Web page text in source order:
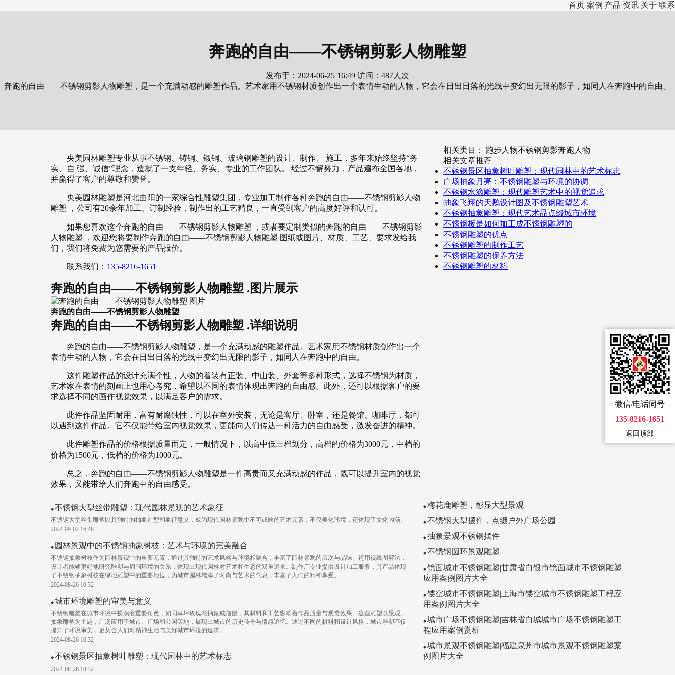
首页 案例 产品 资讯 关于 联系
奔跑的自由——不锈钢剪影人物雕塑
发布于： 2024-06-25 16:49 访问： 487人次
奔跑的自由——不锈钢剪影人物雕塑，是一个充满动感的雕塑作品。艺术家用不锈钢材质创作出一个表情生动的人物，它会在日出日落的光线中变幻出无限的影子，如同人在奔跑中的自由。
​‌央美园林雕塑专业从事不锈钢、铸铜、锻铜、玻璃钢雕塑的设计、制作、 施工，多年来始终坚持“务
实、自 强、诚信”理念，造就了一支年轻、务实、专业的工作团队。 经过不懈努力，产品遍布全国各地，
并赢得了客户的尊敬和赞誉。
央美园林雕塑是河北曲阳的一家综合性雕塑集团，专业加工制作各种奔跑的自由——不锈钢剪影人物
雕塑 ，公司有20余年加工、订制经验，制作出的工艺精良，一直受到客户的高度好评和认可。
如果您喜欢这个奔跑的自由——不锈钢剪影人物雕塑 ，或者要定制类似的奔跑的自由——不锈钢剪影
人物雕塑 ，欢迎您将要制作奔跑的自由——不锈钢剪影人物雕塑 图纸或图片、材质、工艺、要求发给我
们，我们将免费为您需要的产品报价。
联系我们： 135-8216-1651
奔跑的自由——不锈钢剪影人物雕塑 .图片展示
奔跑的自由——不锈钢剪影人物雕塑
奔跑的自由——不锈钢剪影人物雕塑 .详细说明
奔跑的自由——不锈钢剪影人物雕塑，是一个充满动感的雕塑作品。艺术家用不锈钢材质创作出一个
表情生动的人物，它会在日出日落的光线中变幻出无限的影子，如同人在奔跑中的自由。
这件雕塑作品的设计充满个性，人物的着装有正装、中山装、外套等多种形式，选择不锈钢为材质，
艺术家在表情的刻画上也用心考究，希望以不同的表情体现出奔跑的自由感。此外，还可以根据客户的要
求选择不同的画作视觉效果，以满足客户的需求。
此件作品坚固耐用，富有耐腐蚀性，可以在室外安装，无论是客厅、卧室，还是餐馆、咖啡厅，都可
以遇到这件作品。它不仅能带给室内视觉效果，更能向人们传达一种活力的自由感受，激发奋进的精神。
此件雕塑作品的价格根据质量而定，一般情况下，以高中低三档划分，高档的价格为3000元，中档的
价格为1500元，低档的价格为1000元。
总之，奔跑的自由——不锈钢剪影人物雕塑是一件高贵而又充满动感的作品，既可以提升室内的视觉
效果，又能带给人们奔跑中的自由感受。
相关类目： 跑步人物不锈钢剪影奔跑人物
相关文章推荐
不锈钢景区抽象树叶雕塑：现代园林中的艺术标志
广场抽象月亮：不锈钢雕塑与环境的协调
不锈钢水滴雕塑：现代雕塑艺术中的视觉追求
抽象飞翔的天鹅设计图及不锈钢雕塑艺术
不锈钢抽象雕塑：现代艺术品点缀城市环境
不锈钢板是如何加工成不锈钢雕塑的
不锈钢雕塑的优点
不锈钢雕塑的制作工艺
不锈钢雕塑的保养方法
不锈钢雕塑的材料
梅花鹿雕塑，彰显大型景观
不锈钢大型摆件，点缀户外广场公园
抽象景观不锈钢摆件
不锈钢圆环景观雕塑
镜面城市不锈钢雕塑|甘肃省白银市镜面城市不锈钢雕塑
应用案例图片大全
镂空城市不锈钢雕塑|上海市镂空城市不锈钢雕塑工程应
用案例图片大全
城市广场不锈钢雕塑|吉林省白城城市广场不锈钢雕塑工
程应用案例赏析
城市景观不锈钢雕塑|福建泉州市城市景观不锈钢雕塑案
例图片大全
不锈钢大型丝带雕塑：现代园林景观的艺术象征
不锈钢大型丝带雕塑以其独特的抽象造型和象征意义，成为现代园林景观中不可或缺的艺术元素，不仅美化环境，还体现了文化内涵。
2024-09-02 16:48
园林景观中的不锈钢抽象树枝：艺术与环境的完美融合
不锈钢抽象树枝作为园林景观中的重要元素，通过其独特的艺术风格与环境相融合，丰富了园林景观的层次与品味。运用视线图解法，
设计者能够更好地研究雕塑与周围环境的关系，体现出现代园林对艺术和生态的双重追求。制作厂专业提供设计加工服务，其产品体现
了不锈钢抽象树枝在绿地雕塑中的重要地位，为城市园林增添了时尚与艺术的气息，丰富了人们的精神享受。
2024-08-26 10:32
城市环境雕塑的审美与意义
不锈钢雕塑在城市环境中扮演着重要角色，如同草坪玫瑰花抽象戒指般，其材料和工艺影响着作品质量与观赏效果。这些雕塑以景观、
抽象雕塑为主题，广泛应用于城市、广场和公园等地，展现出城市的历史传奇与情感追忆。通过不同的材料和设计风格，城市雕塑不仅
提升了环境审美，更契合人们对精神生活与美好城市环境的追求。
2024-08-26 10:32
不锈钢景区抽象树叶雕塑：现代园林中的艺术标志
2024-08-26 10:32
微信/电话同号
135-8216-1651
返回顶部